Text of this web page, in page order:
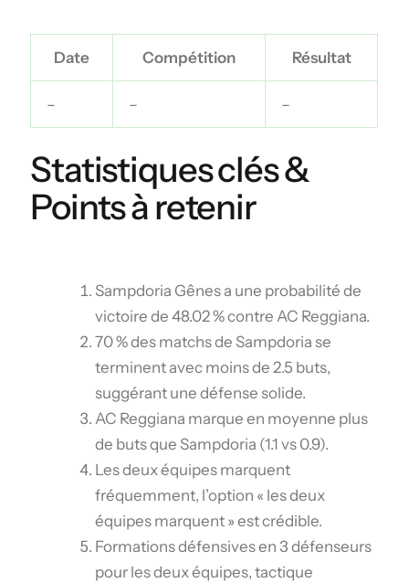
Date Compétition Résultat
– – –
Statistiques clés &
Points à retenir
Sampdoria Gênes a une probabilité de
victoire de 48.02 % contre AC Reggiana.
70 % des matchs de Sampdoria se
terminent avec moins de 2.5 buts,
suggérant une défense solide.
AC Reggiana marque en moyenne plus
de buts que Sampdoria (1.1 vs 0.9).
Les deux équipes marquent
fréquemment, l’option « les deux
équipes marquent » est crédible.
Formations défensives en 3 défenseurs
pour les deux équipes, tactique